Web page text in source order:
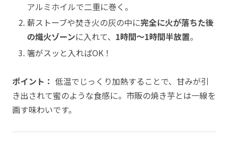
アルミホイルで二重に巻く。
薪ストーブや焚き火の灰の中に完全に火が落ちた後
の熾火ゾーンに入れて、 1時間〜1時間半放置。
箸がスッと入ればOK！
ポイント： 低温でじっくり加熱することで、甘みが引
き出されて蜜のような食感に。市販の焼き芋とは一線を
画す味わいです。